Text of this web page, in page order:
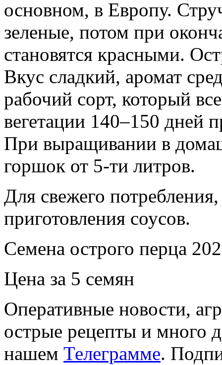
основном, в Европу.
зеленые, потом при
становятся красными.
Вкус сладкий, аромат
рабочий сорт, который
вегетации 140–150 дней
При выращивании в
горшок от 5-ти литров.
Для свежего
приготовления соусов.
Семена острого перца
Цена за 5 семян
Оперативные новости,
острые рецепты и много
нашем Телеграмме.